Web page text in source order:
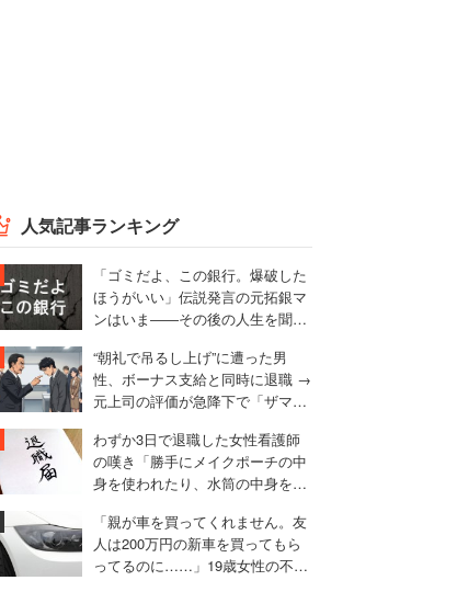
人気記事ランキング
「ゴミだよ、この銀行。爆破した
ほうがいい」伝説発言の元拓銀マ
ンはいま――その後の人生を聞い
“朝礼で吊るし上げ”に遭った男
性、ボーナス支給と同時に退職 →
元上司の評価が急降下で「ザマア
わずか3日で退職した女性看護師
の嘆き「勝手にメイクポーチの中
身を使われたり、水筒の中身を捨
「親が車を買ってくれません。友
人は200万円の新車を買ってもら
ってるのに……」19歳女性の不満